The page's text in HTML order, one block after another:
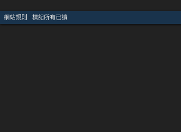
網站規則 · 標記所有已讀